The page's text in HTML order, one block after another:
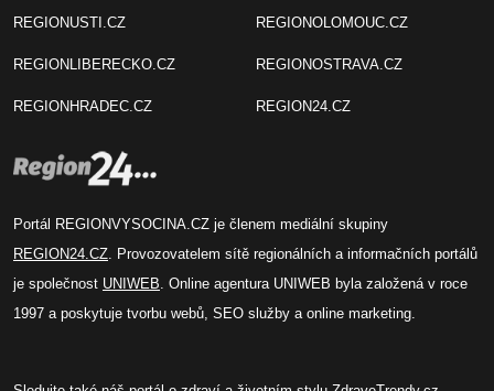
REGIONUSTI.CZ
REGIONLIBERECKO.CZ
REGIONHRADEC.CZ
REGIONOLOMOUC.CZ
REGIONOSTRAVA.CZ
REGION24.CZ
Portál REGIONVYSOCINA.CZ je členem mediální skupiny
REGION24.CZ . Provozovatelem sítě regionálních a informačních portálů
je společnost UNIWEB . Online agentura UNIWEB byla založená v roce
1997 a poskytuje tvorbu webů, SEO služby a online marketing.